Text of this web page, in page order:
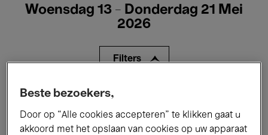
Woensdag 13 - Donderdag 21 Mei
2026
Filters
Alle evenementen
Tentoonstellingen Films
Beste bezoekers,
Door op “Alle cookies accepteren” te klikken gaat u
akkoord met het opslaan van cookies op uw apparaat